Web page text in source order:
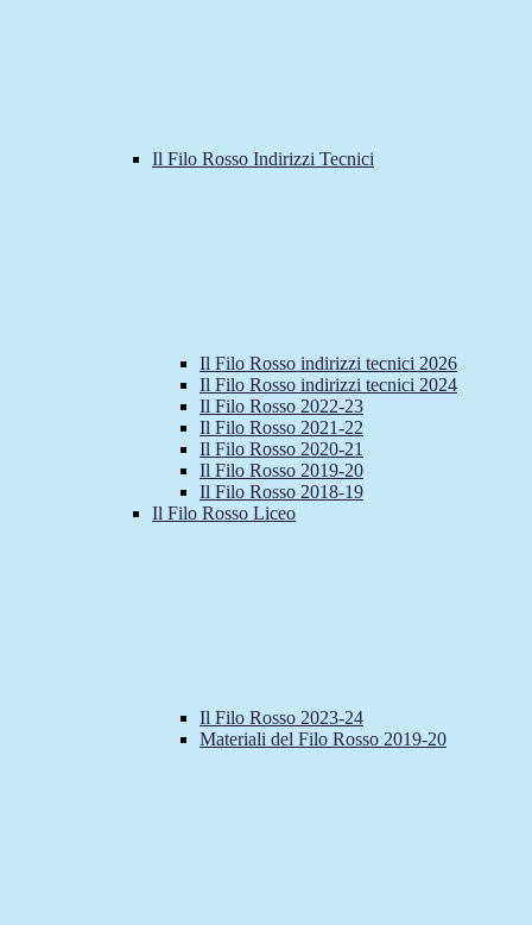
Il Filo Rosso Indirizzi Tecnici
Il Filo Rosso indirizzi tecnici 2026
Il Filo Rosso indirizzi tecnici 2024
Il Filo Rosso 2022-23
Il Filo Rosso 2021-22
Il Filo Rosso 2020-21
Il Filo Rosso 2019-20
Il Filo Rosso 2018-19
Il Filo Rosso Liceo
Il Filo Rosso 2023-24
Materiali del Filo Rosso 2019-20